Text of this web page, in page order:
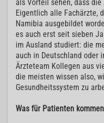
als Vorteil sehen, dass
Eigentlich alle Fachärzte,
Namibia ausgebildet
es auch erst seit sieben
im Ausland studiert: die
auch in Deutschland oder
Ärzteteam Kollegen aus
die meisten wissen also,
Gesundheitssystem zu
Was für Patienten